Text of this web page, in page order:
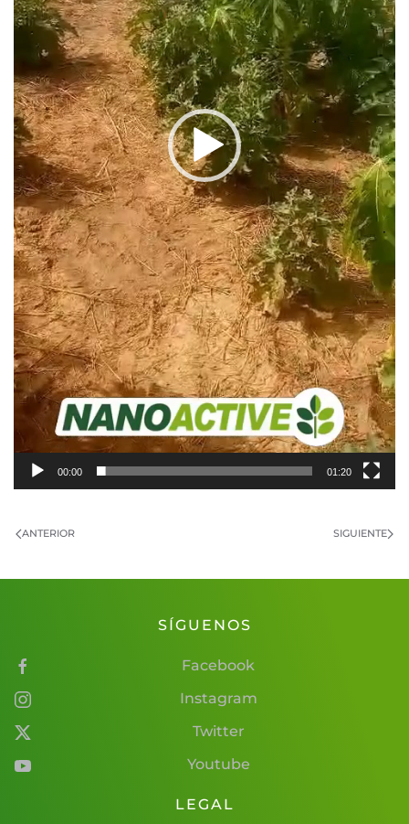
00:00 01:20
ANTERIOR SIGUIENTE
SÍGUENOS
Facebook
Instagram
Twitter
Youtube
LEGAL